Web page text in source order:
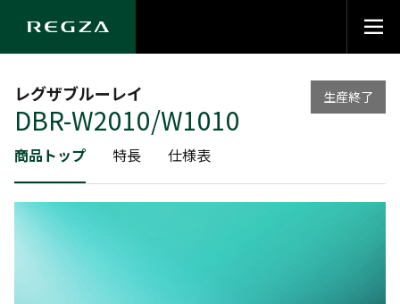
レグザブルーレイ
DBR-W2010/W1010
生産終了
商品トップ 特長 仕様表